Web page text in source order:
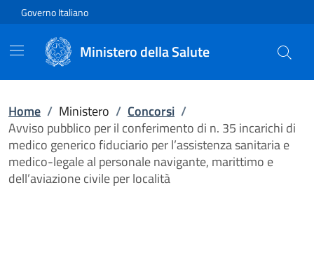
Vai direttamente al contenuto
Governo Italiano
Ministero della Salute
Home / Ministero / Concorsi /
Avviso pubblico per il conferimento di n. 35 incarichi di
medico generico fiduciario per l’assistenza sanitaria e
medico-legale al personale navigante, marittimo e
dell’aviazione civile per località